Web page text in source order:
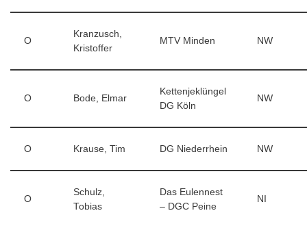
O
Kranzusch,
Kristoffer
MTV Minden NW
O Bode, Elmar
Kettenjeklüngel
DG Köln
NW
O Krause, Tim DG Niederrhein NW
O
Schulz,
Tobias
Das Eulennest
– DGC Peine
NI